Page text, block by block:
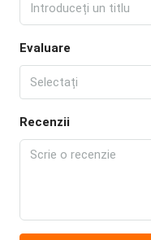
Evaluare
Selectați
Recenzii